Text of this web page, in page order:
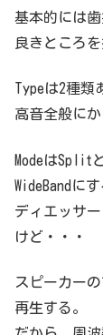
基本的には
良きところを
Typeは2種類
高音全般に
ModeはSplit
WideBandに
ディエッサ
けど・・・
スピーカー
再生する。